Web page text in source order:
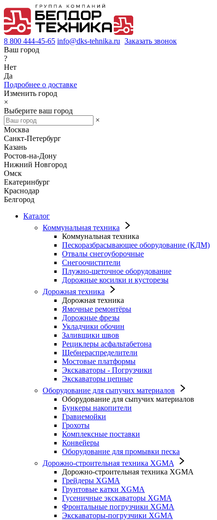
8 800 444-45-65 info@dks-tehnika.ru Заказать звонок
Ваш город
?
Нет
Да
Подробнее о доставке
Изменить город
×
Выберите ваш город
×
Москва
Санкт-Петербург
Казань
Ростов-на-Дону
Нижний Новгород
Омск
Екатеринбург
Краснодар
Белгород
Каталог
Коммунальная техника
Коммунальная техника
Пескоразбрасывающее оборудование (КДМ)
Отвалы снегоуборочные
Снегоочистители
Плужно-щеточное оборудование
Дорожные косилки и кусторезы
Дорожная техника
Дорожная техника
Ямочные ремонтёры
Дорожные фрезы
Укладчики обочин
Заливщики швов
Рециклеры асфальтабетона
Щебнераспределители
Мостовые платформы
Экскаваторы - Погрузчики
Экскаваторы цепные
Оборудование для сыпучих материалов
Оборудование для сыпучих материалов
Бункеры накопители
Гравиемойки
Грохоты
Комплексные поставки
Конвейеры
Оборудование для промывки песка
Дорожно-строительная техника XGMA
Дорожно-строительная техника XGMA
Грейдеры XGMA
Грунтовые катки XGMA
Гусеничные экскаваторы XGMA
Фронтальные погрузчики XGMA
Экскаваторы-погрузчики XGMA